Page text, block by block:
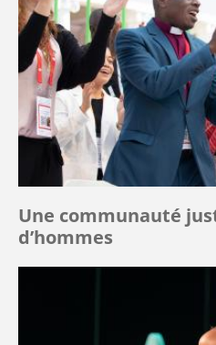
Une communauté
d’hommes